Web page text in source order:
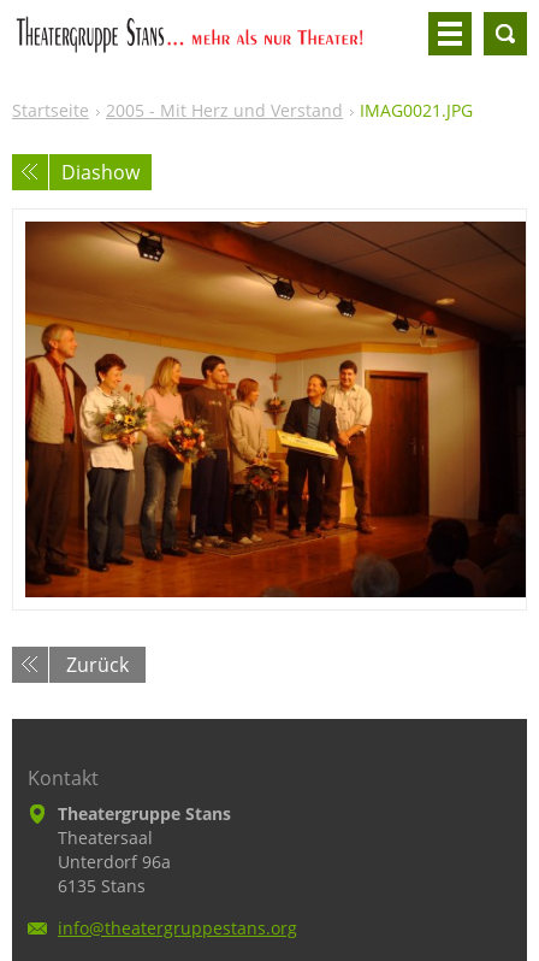
Startseite 2005 - Mit Herz und Verstand IMAG0021.JPG
Diashow
Zurück
Kontakt
Theatergruppe Stans
Theatersaal
Unterdorf 96a
6135 Stans
info@theatergruppestans.org